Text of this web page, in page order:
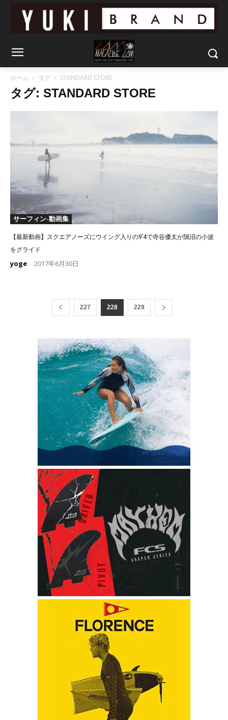
ホーム タグ STANDARD STORE
タグ: STANDARD STORE
サーフィン-動画集
【最新動画】スクエアノーズにウイング入りの9’4で寺谷優太が鵠沼の小波
をグライド
yoge - 2017年6月30日
227 228 229